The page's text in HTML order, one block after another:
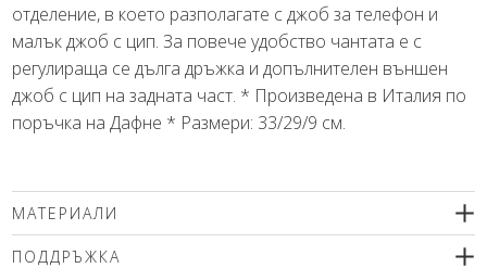
отделение, в което разполагате с джоб за телефон и
малък джоб с цип. За повече удобство чантата е с
регулираща се дълга дръжка и допълнителен външен
джоб с цип на задната част. * Произведена в Италия по
поръчка на Дафне * Размери: 33/29/9 см.
МАТЕРИАЛИ
ПОДДРЪЖКА